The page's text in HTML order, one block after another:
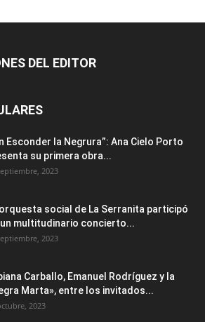
DEL EDITOR
Esconder la Negrura”: Ana Cielo Porto
su primera obra...
2023
social de La Serranita participó
multitudinario concierto...
2023
Carballo, Emanuel Rodríguez y la
Marta», entre los invitados...
2023